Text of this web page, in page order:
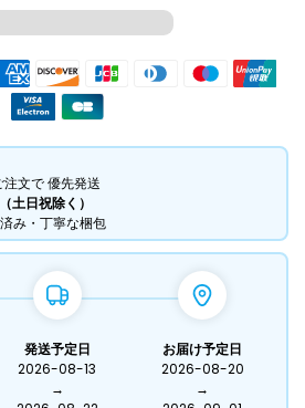
注文で 優先発送
土日祝除く）
み・丁寧な梱包
発送予定日
2026-08-13
→
お届け予定日
2026-08-20
→